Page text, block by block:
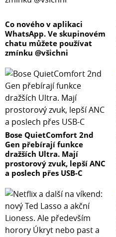
Co nového v aplikaci
WhatsApp. Ve skupinovém
chatu můžete používat
zmínku @všichni
Bose QuietComfort 2nd
Gen přebírají funkce
dražších Ultra. Mají
prostorový zvuk, lepší ANC
a poslech přes USB-C